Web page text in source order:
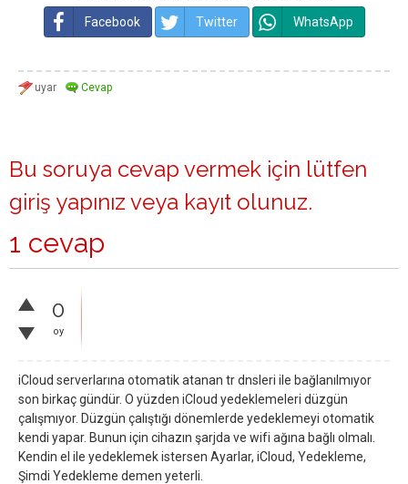
Facebook Twitter WhatsApp
Bu soruya cevap vermek için lütfen
giriş yapınız veya kayıt olunuz.
1 cevap
0
oy
iCloud serverlarına otomatik atanan tr dnsleri ile bağlanılmıyor
son birkaç gündür. O yüzden iCloud yedeklemeleri düzgün
çalışmıyor. Düzgün çalıştığı dönemlerde yedeklemeyi otomatik
kendi yapar. Bunun için cihazın şarjda ve wifi ağına bağlı olmalı.
Kendin el ile yedeklemek istersen Ayarlar, iCloud, Yedekleme,
Şimdi Yedekleme demen yeterli.